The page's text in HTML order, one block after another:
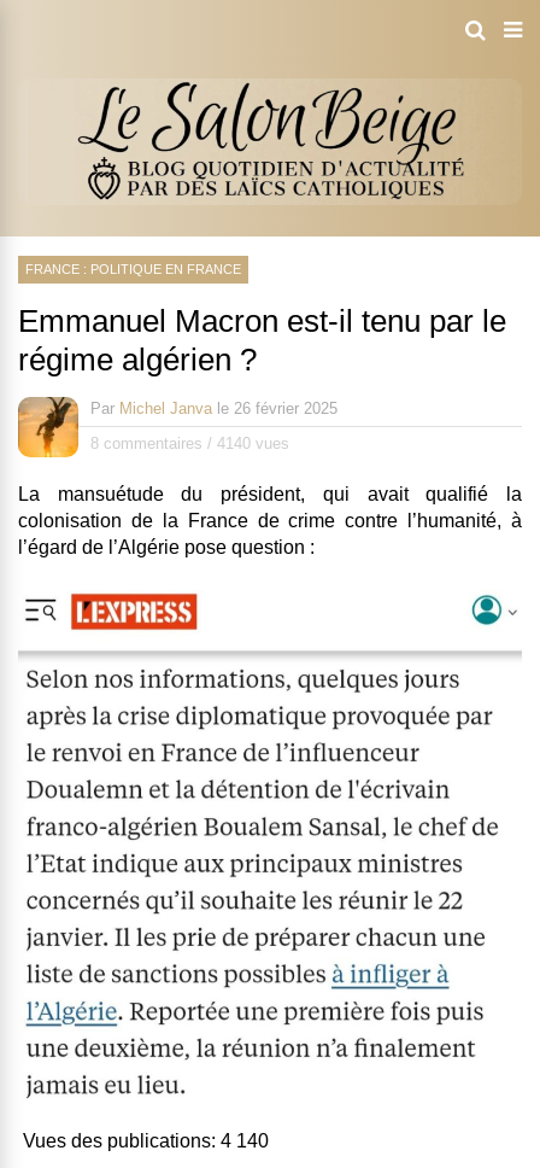
FRANCE : POLITIQUE EN FRANCE
Emmanuel Macron est-il tenu par le
régime algérien ?
Par Michel Janva le 26 février 2025
8 commentaires / 4140 vues
La mansuétude du président, qui avait qualifié la
colonisation de la France de crime contre l’humanité, à
l’égard de l’Algérie pose question :
Vues des publications: 4 140